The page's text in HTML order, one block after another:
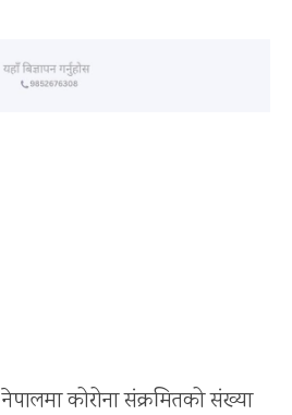
नेपालमा कोरोना संक्रमितको संख्या